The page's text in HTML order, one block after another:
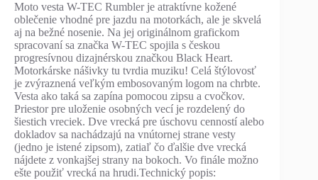
Moto vesta W-TEC Rumbler je atraktívne kožené
oblečenie vhodné pre jazdu na motorkách, ale je skvelá
aj na bežné nosenie. Na jej originálnom grafickom
spracovaní sa značka W-TEC spojila s českou
progresívnou dizajnérskou značkou Black Heart.
Motorkárske nášivky tu tvrdia muziku! Celá štýlovosť
je zvýraznená veľkým embosovaným logom na chrbte.
Vesta ako taká sa zapína pomocou zipsu a cvočkov.
Priestor pre uloženie osobných vecí je rozdelený do
šiestich vreciek. Dve vrecká pre úschovu cenností alebo
dokladov sa nachádzajú na vnútornej strane vesty
(jedno je istené zipsom), zatiaľ čo ďalšie dve vrecká
nájdete z vonkajšej strany na bokoch. Vo finále možno
ešte použiť vrecká na hrudi.Technický popis: